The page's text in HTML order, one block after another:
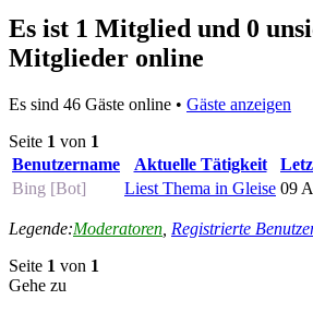
Es ist 1 Mitglied und 0
Mitglieder online
Es sind 46 Gäste online • Gäste anzeigen
Seite 1 von 1
Benutzername
Aktuelle Tätigkeit
Bing [Bot]
Liest Thema in Gleise 09
Legende:Moderatoren Registrierte Benutzer
Seite 1 von 1
Gehe zu